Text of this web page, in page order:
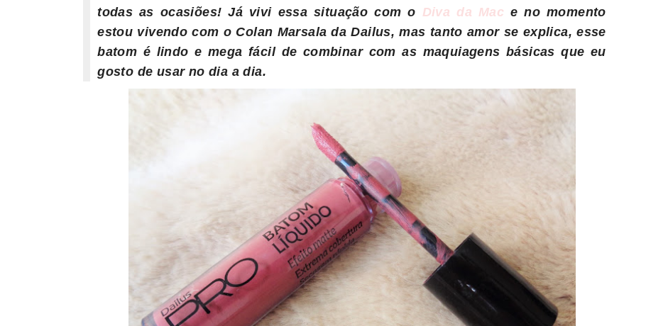
todas as ocasiões! Já vivi essa situação com o Diva da Mac e no momento
estou vivendo com o Colan Marsala da Dailus, mas tanto amor se explica, esse
batom é lindo e mega fácil de combinar com as maquiagens básicas que eu
gosto de usar no dia a dia.